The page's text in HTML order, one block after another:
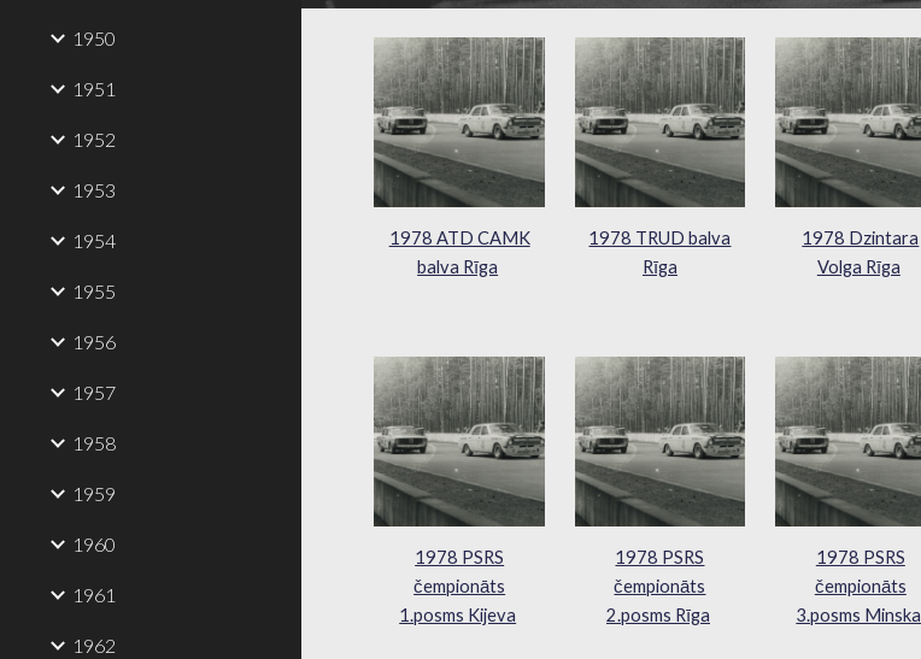
1950
1951
1952
1953
1954
1955
1956
1957
1958
1959
1960
1961
1962
1978 ATD CAMK
balva Rīga
1978 TRUD balva
Rīga
1978 Dzintara
Volga Rīga
1978 PSRS
čempionāts
1.posms Kijeva
1978 PSRS
čempionāts
2.posms Rīga
1978 PSRS
čempionāts
3.posms Minska